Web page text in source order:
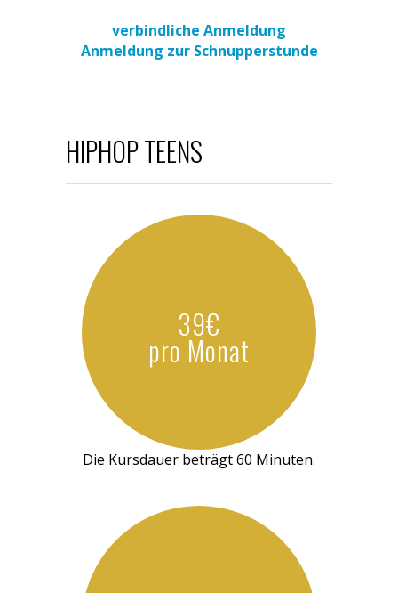
verbindliche Anmeldung
Anmeldung zur Schnupperstunde
HIPHOP TEENS
39€
pro Monat
Die Kursdauer beträgt 60 Minuten.